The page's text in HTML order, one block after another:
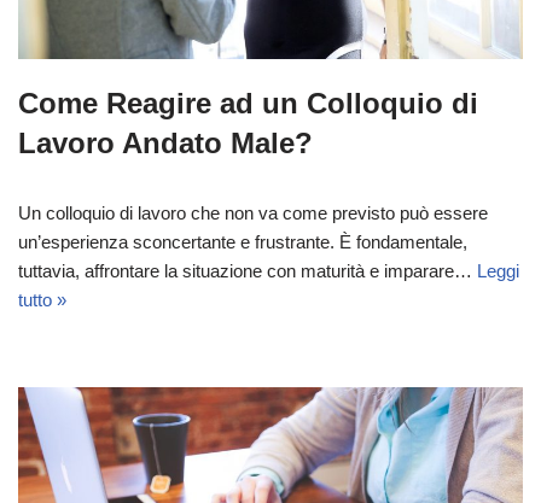
Come Reagire ad un Colloquio di
Lavoro Andato Male?
Un colloquio di lavoro che non va come previsto può essere
un’esperienza sconcertante e frustrante. È fondamentale,
tuttavia, affrontare la situazione con maturità e imparare… Leggi
tutto »